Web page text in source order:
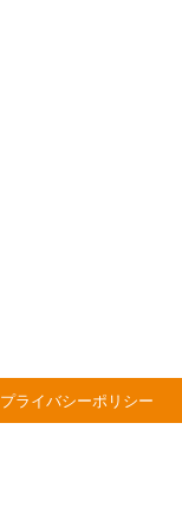
プライバシーポリシー